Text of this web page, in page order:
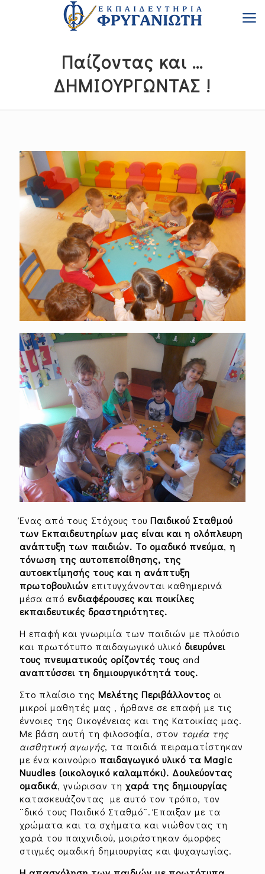
Παίζoντας και …
ΔΗΜΙΟΥΡΓΩΝΤΑΣ !
Ένας από τους Στόχους του Παιδικού Σταθμού
των Εκπαιδευτηρίων μας είναι και η ολόπλευρη
ανάπτυξη των παιδιών. Το ομαδικό πνεύμα, η
τόνωση της αυτοπεποίθησης, της
αυτοεκτίμησής τους και η ανάπτυξη
πρωτοβουλιών επιτυγχάνονται καθημερινά
μέσα από ενδιαφέρουσες και ποικίλες
εκπαιδευτικές δραστηριότητες.
Η επαφή και γνωριμία των παιδιών με πλούσιο
και πρωτότυπο παιδαγωγικό υλικό διευρύνει
τους πνευματικούς ορίζοντές τους and
αναπτύσσει τη δημιουργικότητά τους.
Στο πλαίσιο της Μελέτης Περιβάλλοντος οι
μικροί μαθητές μας , ήρθανε σε επαφή με τις
έννοιες της Oικογένειας και της Kατοικίας μας.
Με βάση αυτή τη φιλοσοφία, στον τομέα της
αισθητική αγωγής, τα παιδιά πειραματίστηκαν
με ένα καινούριο παιδαγωγικό υλικό τα Magic
Nuudles (οικολογικό καλαμπόκι). Δουλεύοντας
ομαδικά, γνώρισαν τη χαρά της δημιουργίας
κατασκευάζοντας με αυτό τον τρόπο, τον
¨δικό τους Παιδικό Σταθμό¨. Έπαιξαν με τα
χρώματα και τα σχήματα και νιώθοντας τη
χαρά του παιχνιδιού, μοιράστηκαν όμορφες
στιγμές ομαδική δημιουργίας και ψυχαγωγίας.